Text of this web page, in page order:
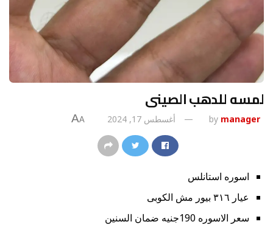
لمسه للدهب الصينى
by manager أغسطس 17, 2024 A
A
اسوره استانلس
عيار ٣١٦ بيور مش الكوبى
سعر الاسوره 190جنيه ضمان السنين